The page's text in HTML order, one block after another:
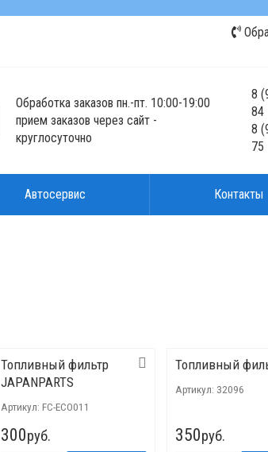
Обработка заказов пн.-пт. 10:00-19:00
прием заказов через сайт -
круглосуточно
8
84
8
75
Автосервис Контакты
Топливный фильтр
JAPANPARTS
Артикул: FC-ECO011
300руб.
Топливный
Артикул: 32096
350руб.